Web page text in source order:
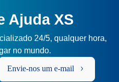
Ajuda XS
24/5, qualquer hora,
no mundo.
Envie-nos um e-mail